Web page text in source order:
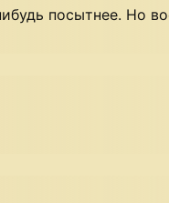
посытнее. Но